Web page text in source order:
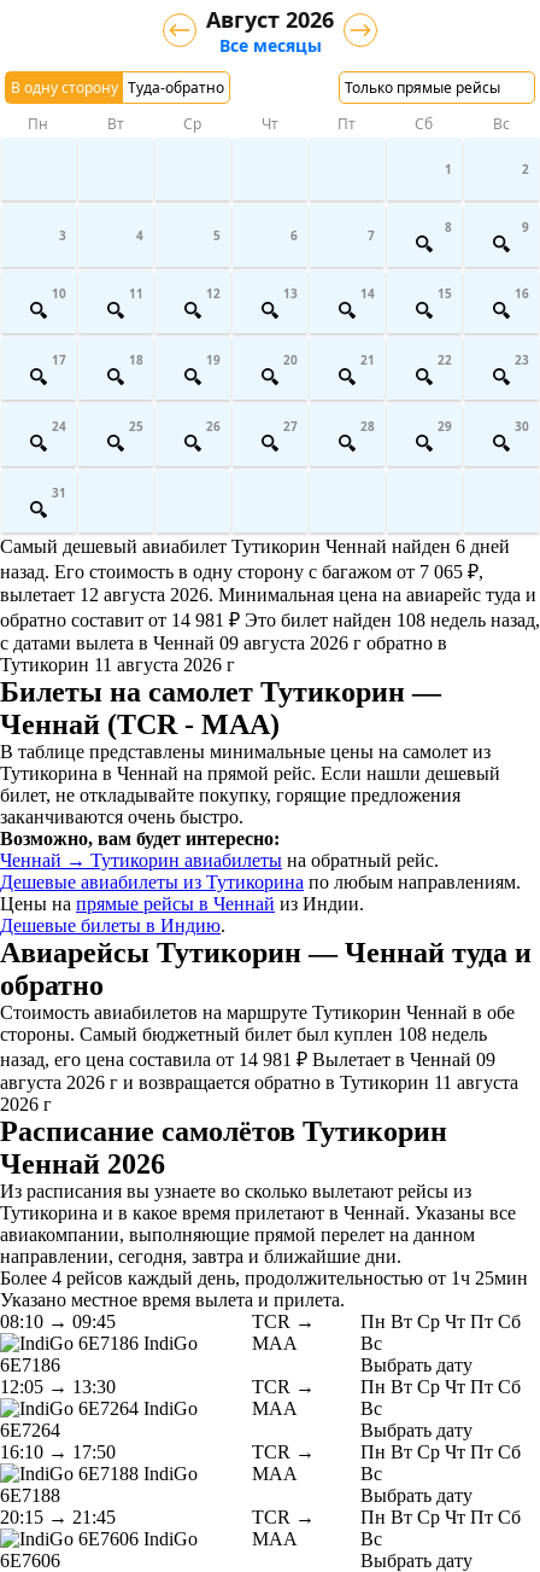
В одну сторону Туда-обратно Только прямые рейсы
Август 2026
Все месяцы
Пн Вт Ср Чт Пт Сб Вс
1 2
3 4 5 6 7 8 9
10 11 12 13 14 15 16
17 18 19 20 21 22 23
24 25 26 27 28 29 30
31
Самый дешевый авиабилет Тутикорин Ченнай найден 6 дней
назад. Его стоимость в одну сторону с багажом от 7 065 ₽,
вылетает 12 августа 2026. Минимальная цена на авиарейс туда и
обратно составит от 14 981 ₽ Это билет найден 108 недель назад,
с датами вылета в Ченнай 09 августа 2026 г обратно в
Тутикорин 11 августа 2026 г
Билеты на самолет Тутикорин —
Ченнай (TCR - MAA)
В таблице представлены минимальные цены на самолет из
Тутикорина в Ченнай на прямой рейс. Если нашли дешевый
билет, не откладывайте покупку, горящие предложения
заканчиваются очень быстро.
Возможно, вам будет интересно:
Ченнай → Тутикорин авиабилеты на обратный рейс.
Дешевые авиабилеты из Тутикорина по любым направлениям.
Цены на прямые рейсы в Ченнай из Индии.
Дешевые билеты в Индию.
Авиарейсы Тутикорин — Ченнай туда и
обратно
Стоимость авиабилетов на маршруте Тутикорин Ченнай в обе
стороны. Самый бюджетный билет был куплен 108 недель
назад, его цена составила от 14 981 ₽ Вылетает в Ченнай 09
августа 2026 г и возвращается обратно в Тутикорин 11 августа
2026 г
Расписание самолётов Тутикорин
Ченнай 2026
Из расписания вы узнаете во сколько вылетают рейсы из
Тутикорина и в какое время прилетают в Ченнай. Указаны все
авиакомпании, выполняющие прямой перелет на данном
направлении, сегодня, завтра и ближайшие дни.
Более 4 рейсов каждый день, продолжительностью от 1ч 25мин
Указано местное время вылета и прилета.
08:10 → 09:45
IndiGo
6E7186
TCR →
MAA
Пн Вт Ср Чт Пт Сб
Вс
Выбрать дату
12:05 → 13:30
IndiGo
6E7264
TCR →
MAA
Пн Вт Ср Чт Пт Сб
Вс
Выбрать дату
16:10 → 17:50
IndiGo
6E7188
TCR →
MAA
Пн Вт Ср Чт Пт Сб
Вс
Выбрать дату
20:15 → 21:45
IndiGo
6E7606
TCR →
MAA
Пн Вт Ср Чт Пт Сб
Вс
Выбрать дату